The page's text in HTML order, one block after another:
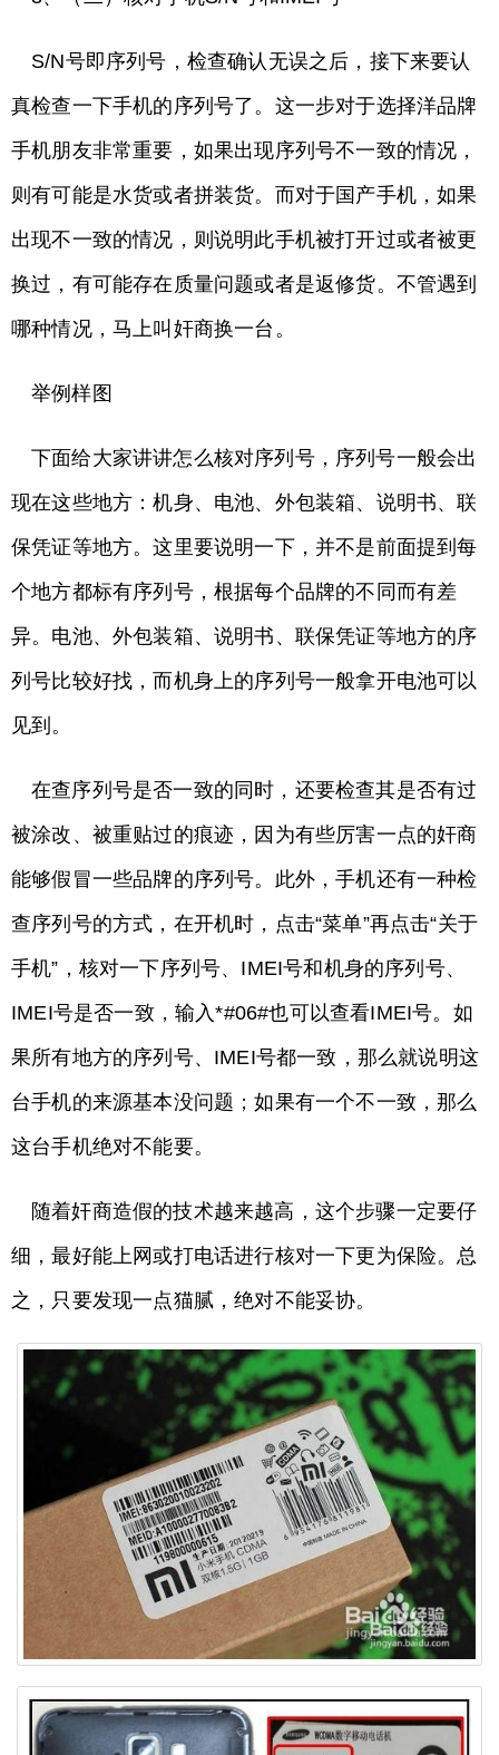
S/N号即序列号，检查确认无误之后，接下来要认
真检查一下手机的序列号了。这一步对于选择洋品牌
手机朋友非常重要，如果出现序列号不一致的情况，
则有可能是水货或者拼装货。而对于国产手机，如果
出现不一致的情况，则说明此手机被打开过或者被更
换过，有可能存在质量问题或者是返修货。不管遇到
哪种情况，马上叫奸商换一台。
举例样图
下面给大家讲讲怎么核对序列号，序列号一般会出
现在这些地方：机身、电池、外包装箱、说明书、联
保凭证等地方。这里要说明一下，并不是前面提到每
个地方都标有序列号，根据每个品牌的不同而有差
异。电池、外包装箱、说明书、联保凭证等地方的序
列号比较好找，而机身上的序列号一般拿开电池可以
见到。
在查序列号是否一致的同时，还要检查其是否有过
被涂改、被重贴过的痕迹，因为有些厉害一点的奸商
能够假冒一些品牌的序列号。此外，手机还有一种检
查序列号的方式，在开机时，点击“菜单”再点击“关于
手机”，核对一下序列号、IMEI号和机身的序列号、
IMEI号是否一致，输入*#06#也可以查看IMEI号。如
果所有地方的序列号、IMEI号都一致，那么就说明这
台手机的来源基本没问题；如果有一个不一致，那么
这台手机绝对不能要。
随着奸商造假的技术越来越高，这个步骤一定要仔
细，最好能上网或打电话进行核对一下更为保险。总
之，只要发现一点猫腻，绝对不能妥协。